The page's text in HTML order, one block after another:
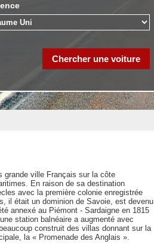
grande ville Français sur la côte
En raison de sa destination
avec la première colonie enregistrée
il était un dominion de Savoie, est devenu
annexé au Piémont - Sardaigne en 1815
station balnéaire a augmenté avec
construit des villas donnant sur la
la « Promenade des Anglais ».